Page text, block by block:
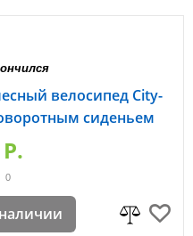
велосипед City-
сиденьем
0